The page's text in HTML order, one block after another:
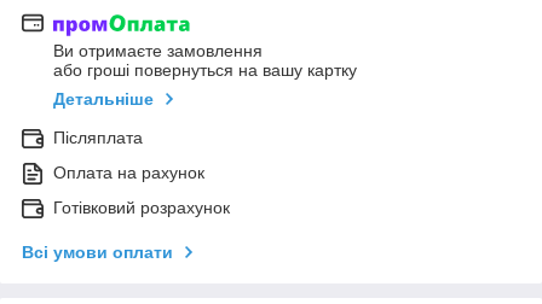
Ви отримаєте замовлення
або гроші повернуться на вашу картку
Детальніше
Післяплата
Оплата на рахунок
Готівковий розрахунок
Всі умови оплати